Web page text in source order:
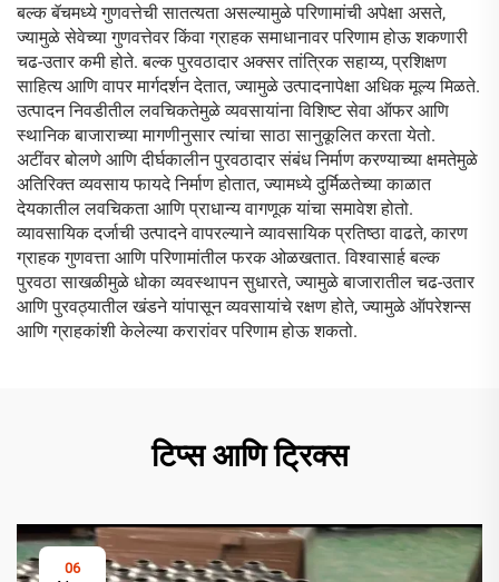
बल्क बॅचमध्ये गुणवत्तेची सातत्यता असल्यामुळे परिणामांची अपेक्षा असते,
ज्यामुळे सेवेच्या गुणवत्तेवर किंवा ग्राहक समाधानावर परिणाम होऊ शकणारी
चढ-उतार कमी होते. बल्क पुरवठादार अक्सर तांत्रिक सहाय्य, प्रशिक्षण
साहित्य आणि वापर मार्गदर्शन देतात, ज्यामुळे उत्पादनापेक्षा अधिक मूल्य मिळते.
उत्पादन निवडीतील लवचिकतेमुळे व्यवसायांना विशिष्ट सेवा ऑफर आणि
स्थानिक बाजाराच्या मागणीनुसार त्यांचा साठा सानुकूलित करता येतो.
अटींवर बोलणे आणि दीर्घकालीन पुरवठादार संबंध निर्माण करण्याच्या क्षमतेमुळे
अतिरिक्त व्यवसाय फायदे निर्माण होतात, ज्यामध्ये दुर्मिळतेच्या काळात
देयकातील लवचिकता आणि प्राधान्य वागणूक यांचा समावेश होतो.
व्यावसायिक दर्जाची उत्पादने वापरल्याने व्यावसायिक प्रतिष्ठा वाढते, कारण
ग्राहक गुणवत्ता आणि परिणामांतील फरक ओळखतात. विश्वासार्ह बल्क
पुरवठा साखळीमुळे धोका व्यवस्थापन सुधारते, ज्यामुळे बाजारातील चढ-उतार
आणि पुरवठ्यातील खंडने यांपासून व्यवसायांचे रक्षण होते, ज्यामुळे ऑपरेशन्स
आणि ग्राहकांशी केलेल्या करारांवर परिणाम होऊ शकतो.
टिप्स आणि ट्रिक्स
06